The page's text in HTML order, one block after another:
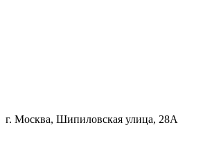
г. Москва, Шипиловская улица, 28А